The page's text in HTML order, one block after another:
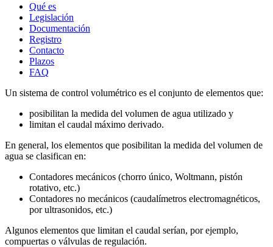
Qué es
Legislación
Documentación
Registro
Contacto
Plazos
FAQ
Un sistema de control volumétrico es el conjunto de elementos que:
posibilitan la medida del volumen de agua utilizado y
limitan el caudal máximo derivado.
En general, los elementos que posibilitan la medida del volumen de
agua se clasifican en:
Contadores mecánicos (chorro único, Woltmann, pistón
rotativo, etc.)
Contadores no mecánicos (caudalímetros electromagnéticos,
por ultrasonidos, etc.)
Algunos elementos que limitan el caudal serían, por ejemplo,
compuertas o válvulas de regulación.